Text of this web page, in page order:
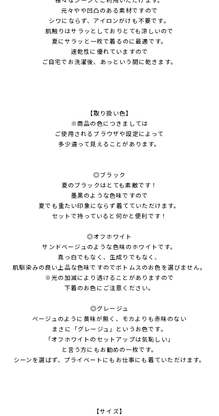
元々やや凹凸のある素材ですので
シワにならず、アイロンがけも不要です。
肌触りはサラッとしておりとても涼しいので
夏にサラッと一枚で着るのに最適です。
速乾性に優れていますので
ご自宅でお洗濯後、あっという間に乾きます。
【取り扱い色】
※商品の色につきましては
ご使用されるブラウザや設定によって
多少違って見えることがあります。
◎ブラック
夏のブラックはとても素敵です！
墨黒のような色味ですので
夏でも重たい印象にならず着てていただけます。
セットで持っていると何かと便利です！
◎オフホワイト
サンドベージュのような色味のホワイトです。
真っ白でもなく、生成りでもなく、
肌馴染みの良い上品な色味ですのでボトムスのお色を選びません。
※光の加減により透けることがありますので
下着のお色にご注意ください。
◎グレージュ
ベージュのように黄味が無く、モカよりも赤味のない
まさに「グレージュ」というお色です。
「オフホワイトのセットアップは気恥しい」
と言う方にもお勧めの一枚です。
シーンを選ばず、プライベートにもお仕事にも着ていただけます。
【サイズ】